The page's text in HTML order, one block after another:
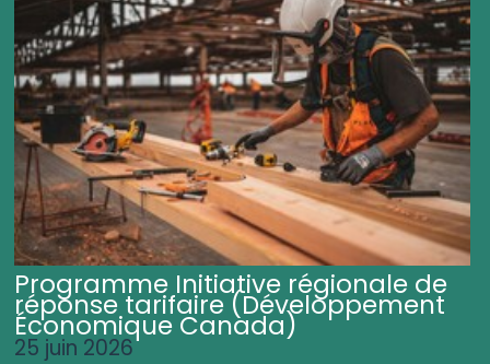
Programme Initiative régionale de
réponse tarifaire (Développement
Économique Canada)
25 juin 2026